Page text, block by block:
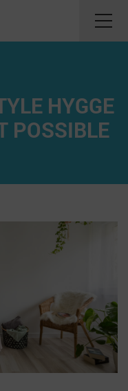
HYGGE
POSSIBLE